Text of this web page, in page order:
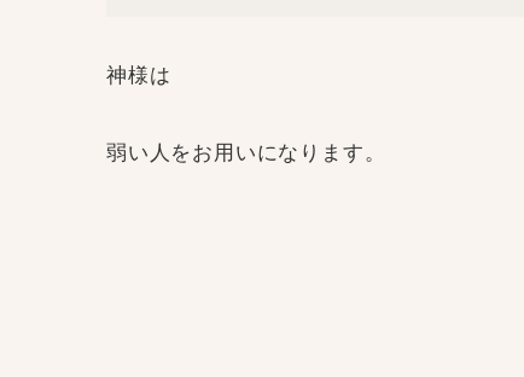
神様は
弱い人をお用いになります。